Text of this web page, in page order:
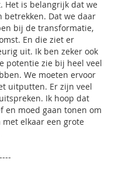
Het is belangrijk dat we
betrekken. Dat we daar
bij de transformatie,
En die ziet er
uit. Ik ben zeker ook
potentie zie bij heel veel
We moeten ervoor
uitputten. Er zijn veel
Ik hoop dat
en moed gaan tonen om
elkaar een grote